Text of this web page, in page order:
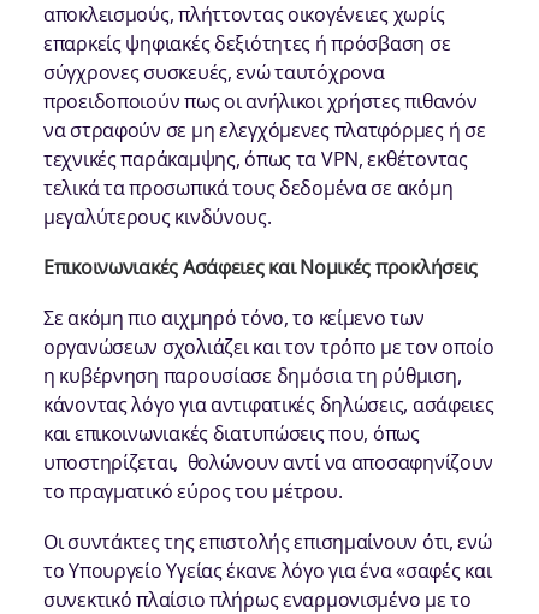
αποκλεισμούς, πλήττοντας οικογένειες χωρίς
επαρκείς ψηφιακές δεξιότητες ή πρόσβαση σε
σύγχρονες συσκευές, ενώ ταυτόχρονα
προειδοποιούν πως οι ανήλικοι χρήστες πιθανόν
να στραφούν σε μη ελεγχόμενες πλατφόρμες ή σε
τεχνικές παράκαμψης, όπως τα VPN, εκθέτοντας
τελικά τα προσωπικά τους δεδομένα σε ακόμη
μεγαλύτερους κινδύνους.
Επικοινωνιακές Ασάφειες και Νομικές προκλήσεις
Σε ακόμη πιο αιχμηρό τόνο, το κείμενο των
οργανώσεων σχολιάζει και τον τρόπο με τον οποίο
η κυβέρνηση παρουσίασε δημόσια τη ρύθμιση,
κάνοντας λόγο για αντιφατικές δηλώσεις, ασάφειες
και επικοινωνιακές διατυπώσεις που, όπως
υποστηρίζεται, θολώνουν αντί να αποσαφηνίζουν
το πραγματικό εύρος του μέτρου.
Οι συντάκτες της επιστολής επισημαίνουν ότι, ενώ
το Υπουργείο Υγείας έκανε λόγο για ένα «σαφές και
συνεκτικό πλαίσιο πλήρως εναρμονισμένο με το